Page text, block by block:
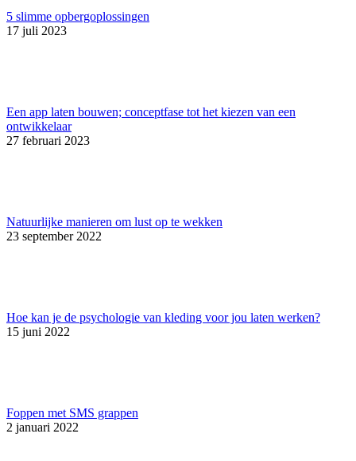
5 slimme opbergoplossingen
17 juli 2023
Een app laten bouwen; conceptfase tot het kiezen van een
ontwikkelaar
27 februari 2023
Natuurlijke manieren om lust op te wekken
23 september 2022
Hoe kan je de psychologie van kleding voor jou laten werken?
15 juni 2022
Foppen met SMS grappen
2 januari 2022